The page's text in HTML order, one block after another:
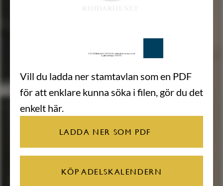
Vill du ladda ner stamtavlan som en PDF
för att enklare kunna söka i filen, gör du det
enkelt här.
LADDA NER SOM PDF
KÖP ADELSKALENDERN